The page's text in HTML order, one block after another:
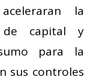
la
de capital y
para la
sus controles